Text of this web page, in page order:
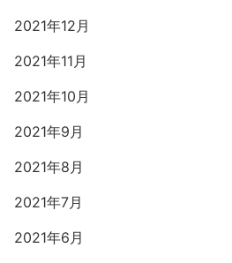
2021年12月
2021年11月
2021年10月
2021年9月
2021年8月
2021年7月
2021年6月